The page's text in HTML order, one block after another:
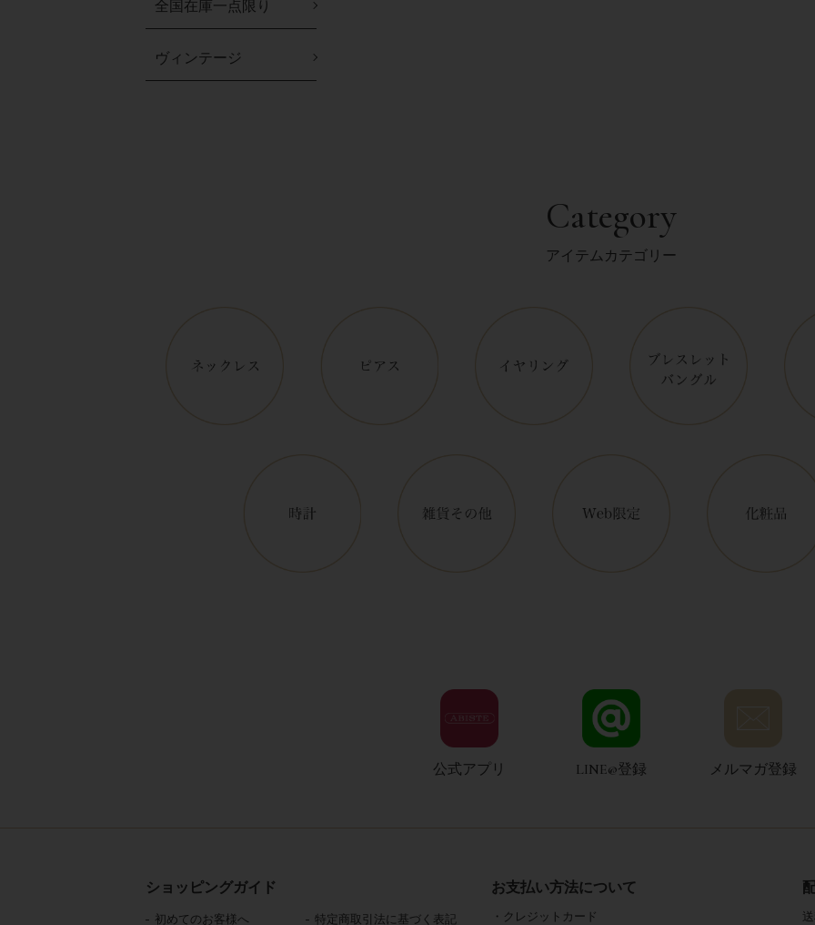
全国在庫一点限り
ヴィンテージ
Category
アイテムカテゴリー
公式アプリ LINE@登録 メルマガ登録
ショッピングガイド
初めてのお客様へ 特定商取引法に基づく表記
お支払い方法について
・クレジットカード